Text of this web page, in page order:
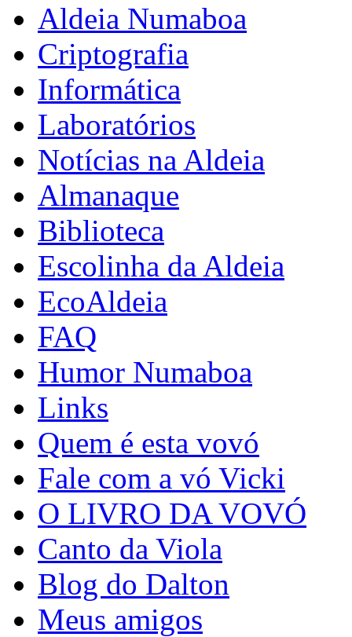
Aldeia Numaboa
Criptografia
Informática
Laboratórios
Notícias na Aldeia
Almanaque
Biblioteca
Escolinha da Aldeia
EcoAldeia
FAQ
Humor Numaboa
Links
Quem é esta vovó
Fale com a vó Vicki
O LIVRO DA VOVÓ
Canto da Viola
Blog do Dalton
Meus amigos